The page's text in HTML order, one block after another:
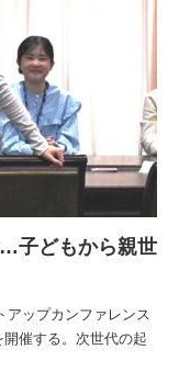
JOURNAL
子どもから親世
アップカンファレンス
開催する。次世代の起